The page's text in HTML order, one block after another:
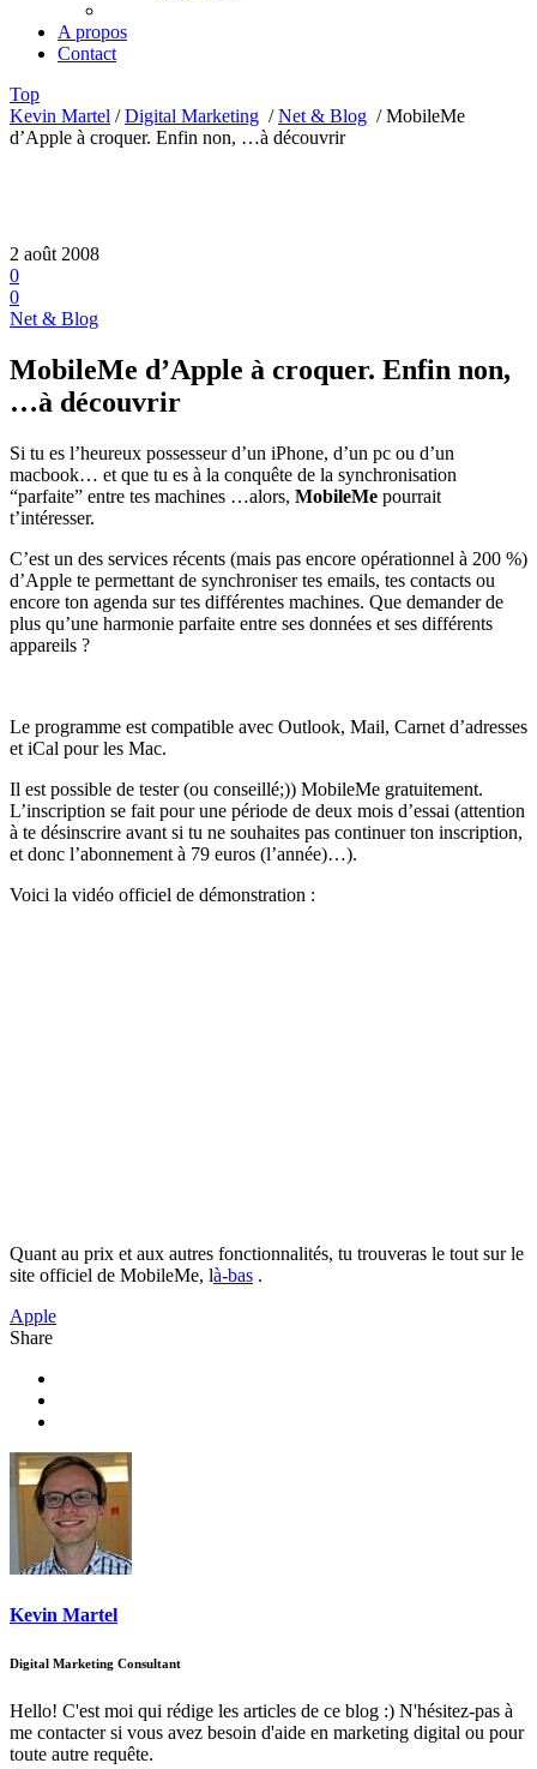
A propos
Contact
Top
Kevin Martel /Digital Marketing /Net & Blog /MobileMe
d’Apple à croquer. Enfin non, …à découvrir
2 août 2008
0
0
Net & Blog
MobileMe d’Apple à croquer. Enfin non,
…à découvrir
Si tu es l’heureux possesseur d’un iPhone, d’un pc ou d’un
macbook… et que tu es à la conquête de la synchronisation
“parfaite” entre tes machines …alors, MobileMe pourrait
t’intéresser.
C’est un des services récents (mais pas encore opérationnel à 200 %)
d’Apple te permettant de synchroniser tes emails, tes contacts ou
encore ton agenda sur tes différentes machines. Que demander de
plus qu’une harmonie parfaite entre ses données et ses différents
appareils ?
Le programme est compatible avec Outlook, Mail, Carnet d’adresses
et iCal pour les Mac.
Il est possible de tester (ou conseillé;)) MobileMe gratuitement.
L’inscription se fait pour une période de deux mois d’essai (attention
à te désinscrire avant si tu ne souhaites pas continuer ton inscription,
et donc l’abonnement à 79 euros (l’année)…).
Voici la vidéo officiel de démonstration :
Quant au prix et aux autres fonctionnalités, tu trouveras le tout sur le
site officiel de MobileMe, là-bas .
Apple
Share
Kevin Martel
Digital Marketing Consultant
Hello! C'est moi qui rédige les articles de ce blog :) N'hésitez-pas à
me contacter si vous avez besoin d'aide en marketing digital ou pour
toute autre requête.